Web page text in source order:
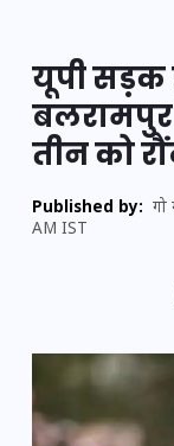
यूपी सड़क
तीन को
Published by: गो
AM IST